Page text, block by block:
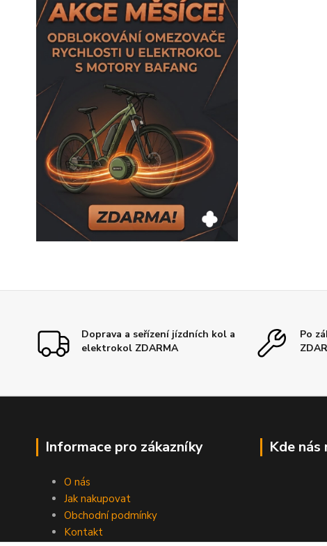
Doprava a seřízení jízdních kol a
elektrokol ZDARMA
Po
Informace pro zákazníky
O nás
Jak nakupovat
Obchodní podmínky
Kontakt
Kde nás